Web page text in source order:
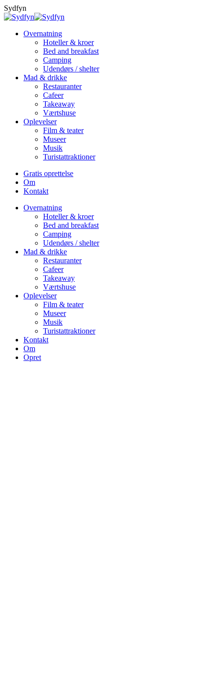
Skip
to
Sydfyn
Overnatning
Hoteller & kroer
Bed and breakfast
Camping
Udendørs / shelter
Mad & drikke
Restauranter
Cafeer
Takeaway
Værtshuse
Oplevelser
Film & teater
Museer
Musik
Turistattraktioner
Gratis oprettelse
Om
Kontakt
Overnatning
Hoteller & kroer
Bed and breakfast
Camping
Udendørs / shelter
Mad & drikke
Restauranter
Cafeer
Takeaway
Værtshuse
Oplevelser
Film & teater
Museer
Musik
Turistattraktioner
Kontakt
Om
Opret